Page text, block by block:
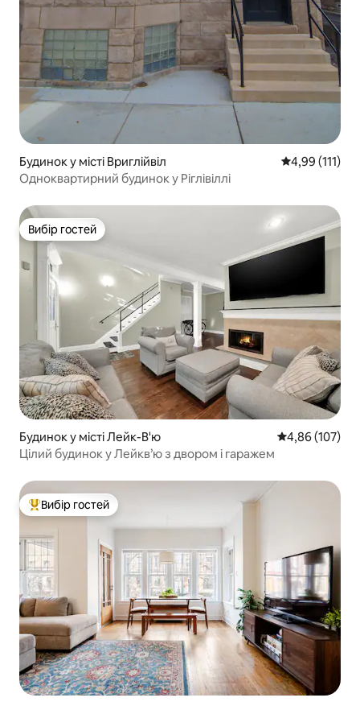
Будинок у місті Вриглійвіл Середня
4,99 (111)
Одноквартирний будинок у Ріглівіллі
Вибір гостей
Вибір гостей
Будинок у місті Лейк-В'ю Середня
4,86 (107)
Цілий будинок у Лейкв’ю з двором і гаражем
Топ вибір гостей
Вибір гостей